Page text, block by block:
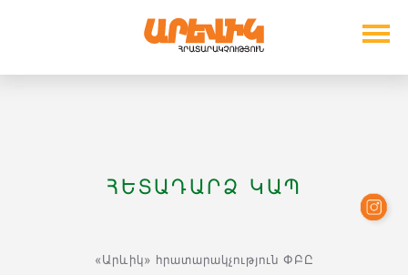
ՀԵՏԱԴԱՐՁ ԿԱՊ
«Արևիկ» հրատարակչություն ՓԲԸ